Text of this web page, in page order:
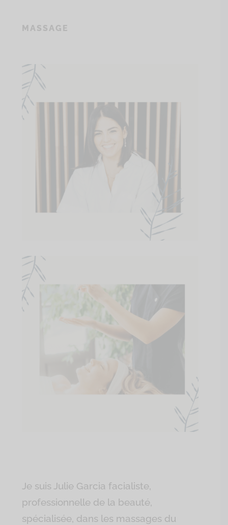
MASSAGE
Je suis Julie Garcia facialiste,
professionnelle de la beauté,
spécialisée, dans les massages du